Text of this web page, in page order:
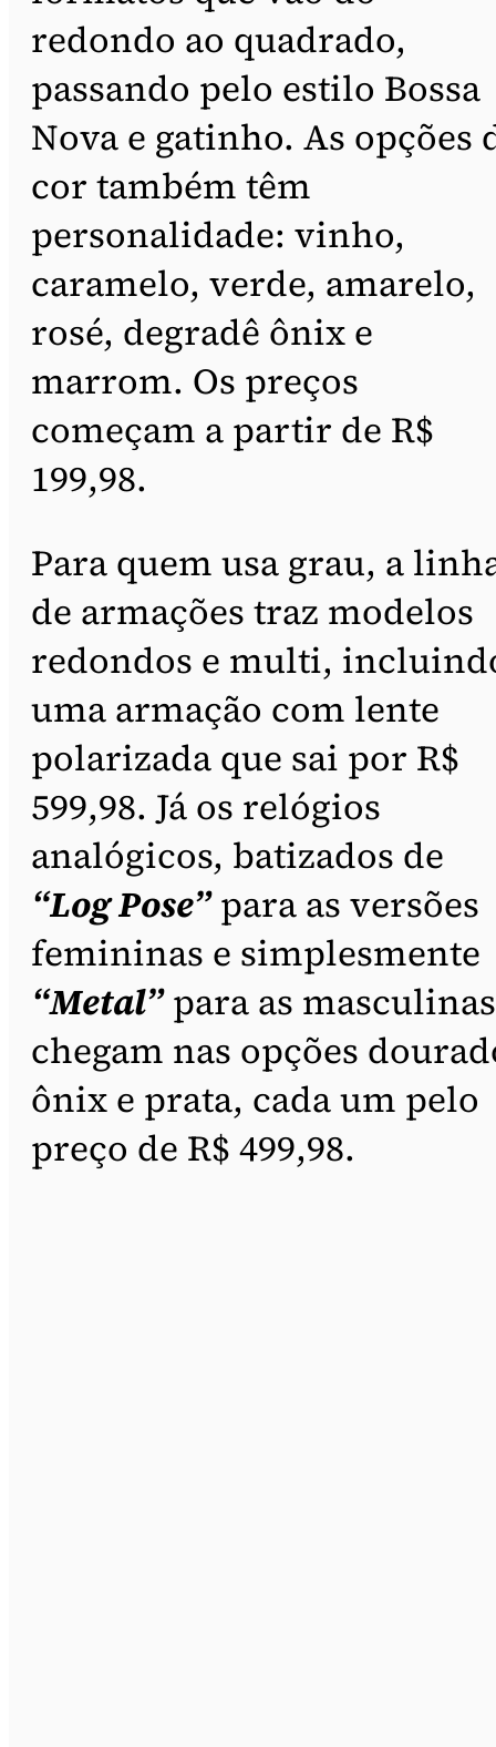
redondo ao quadrado,
passando pelo estilo Bossa
Nova e gatinho. As opções
cor também têm
personalidade: vinho,
caramelo, verde, amarelo,
rosé, degradê ônix e
marrom. Os preços
começam a partir de R$
199,98.
Para quem usa grau, a
de armações traz modelos
redondos e multi,
uma armação com lente
polarizada que sai por R$
599,98. Já os relógios
analógicos, batizados de
“Log Pose”para as versões
femininas e simplesmente
“Metal”para as
chegam nas opções
ônix e prata, cada um pelo
preço de R$ 499,98.